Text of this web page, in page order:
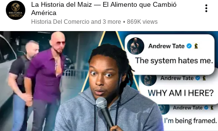
La Historia del Maiz — El Alimento que Cambió
América
Historia Del Comercio and 3 more • 869K views